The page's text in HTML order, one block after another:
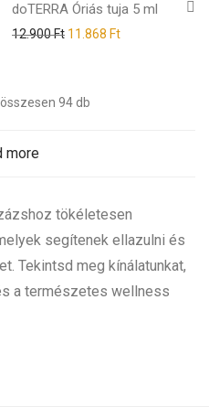
doTERRA Óriás tuja 5 ml
12.900Ft 11.868 Ft
94 db
more
tökéletesen
segítenek ellazulni és
Tekintsd meg kínálatunkat,
a természetes wellness